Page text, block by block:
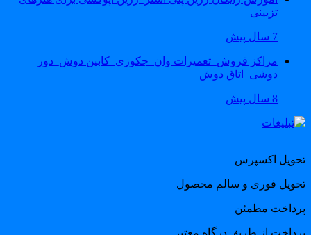
تزیینی
مراکز فروش_تعمیرات وان_جکوزی_کابین دوش_دور
دوشی_اتاق دوش
اکسپرس
فوری و سالم محصول
مطمئن
از طریق درگاه معتبر